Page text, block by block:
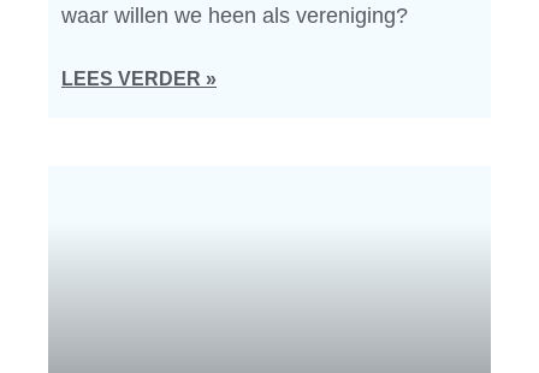
waar willen we heen als vereniging?
LEES VERDER »